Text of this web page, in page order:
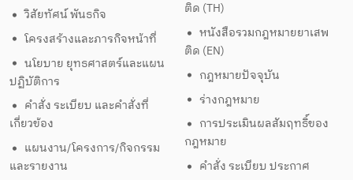
วิสัยทัศน์ พันธกิจ
โครงสร้างและภารกิจหน้าที่
นโยบาย ยุทธศาสตร์และแผน
ปฏิบัติการ
คำสั่ง ระเบียบ และคำสั่งที่
เกี่ยวข้อง
แผนงาน/โครงการ/กิจกรรม
และรายงาน
ติด (TH)
หนังสือรวมกฎหมายยาเสพ
ติด (EN)
กฎหมายปัจจุบัน
ร่างกฎหมาย
การประเมินผลสัมฤทธิ์ของ
กฎหมาย
คำสั่ง ระเบียบ ประกาศ